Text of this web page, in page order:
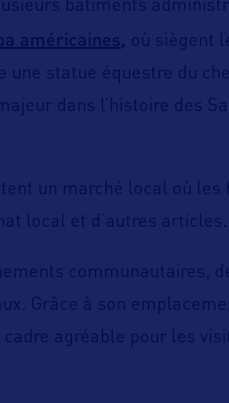
bâtiments
américaines, où siègent
une statue équestre du
dans l’histoire des
un marché local où les
local et d’autres articles.
communautaires,
Grâce à son
agréable pour les